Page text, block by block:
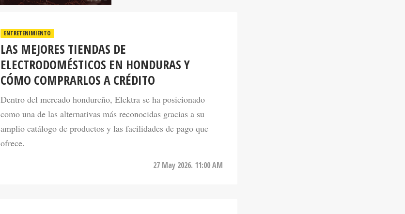
ENTRETENIMIENTO
LAS MEJORES TIENDAS DE
ELECTRODOMÉSTICOS EN HONDURAS Y
CÓMO COMPRARLOS A CRÉDITO
Dentro del mercado hondureño, Elektra se ha posicionado
como una de las alternativas más reconocidas gracias a su
amplio catálogo de productos y las facilidades de pago que
ofrece.
27 May 2026. 11:00 AM